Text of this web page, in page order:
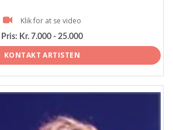
Klik for at se video
Pris: Kr. 7.000 - 25.000
KONTAKT ARTISTEN